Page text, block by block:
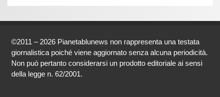
©2011 – 2026 Pianetablunews non rappresenta una testata
giornalistica poiché viene aggiornato senza alcuna periodicità.
Non può pertanto considerarsi un prodotto editoriale ai sensi
della legge n. 62/2001.